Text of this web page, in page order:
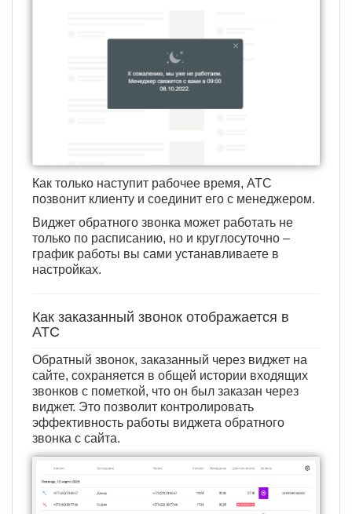
Как только наступит рабочее время, АТС
позвонит клиенту и соединит его с менеджером.
Виджет обратного звонка может работать не
только по расписанию, но и круглосуточно –
график работы вы сами устанавливаете в
настройках.
Как заказанный звонок отображается в
АТС
Обратный звонок, заказанный через виджет на
сайте, сохраняется в общей истории входящих
звонков с пометкой, что он был заказан через
виджет. Это позволит контролировать
эффективность работы виджета обратного
звонка с сайта.